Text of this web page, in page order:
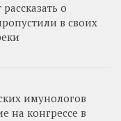
о
в своих
имунологов
на конгрессе в